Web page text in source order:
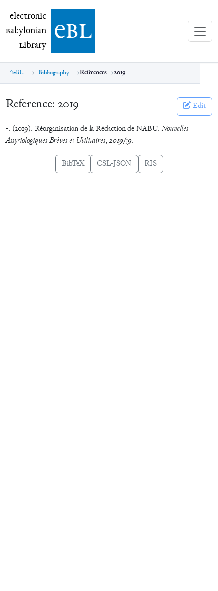
electronic Babylonian Library (eBL)
electronic
Babylonian
Library ebl
eBL Bibliography References 2019
Reference: 2019 Edit
-. (2019). Réorganisation de la Rédaction de NABU. Nouvelles
Assyriologiques Brèves et Utilitaires,2019/39.
BibTeX CSL-JSON RIS